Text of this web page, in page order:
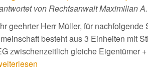
von Rechtsanwalt Maximilian
geehrter Herr Müller, für
besteht aus 3 Einheiten mit
zwischenzeitlich gleiche Eigentümer +